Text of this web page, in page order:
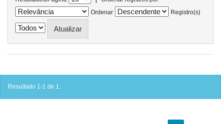
Ordenar
Registro(s)
Resultado 1-1 de 1.